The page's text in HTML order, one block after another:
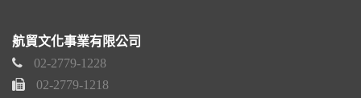
航貿文化事業有限公司
02-2779-1228
02-2779-1218